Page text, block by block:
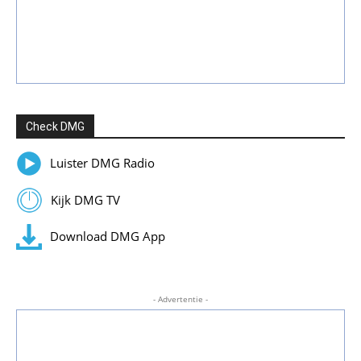
Check DMG
Luister DMG Radio
Kijk DMG TV
Download DMG App
- Advertentie -